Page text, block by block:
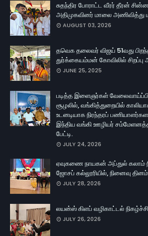
சுதந்திர போராட்ட வீரர் தீரன்
அதிமுகவினர் மாலை அணிவித்து
AUGUST 03, 2026
தவெக தலைவர் விஜய் 51வது
துர்க்கையம்மன் கோவிலில்
JUNE 25, 2025
படித்த இளைஞர்கள்
சூழலில், வங்கித்துறையில்
உடனடியாக நிரந்தரப்
இந்திய வங்கி ஊழியர்
பேட்டி.
JULY 24, 2026
ஏவுகணை நாயகன் அப்துல் கலாம்
ஜோசப் கல்லூரியில், நினைவு
JULY 28, 2026
லயன்ஸ் கிளப் வழிகாட்டல் நிகழ்ச்சி
JULY 26, 2026